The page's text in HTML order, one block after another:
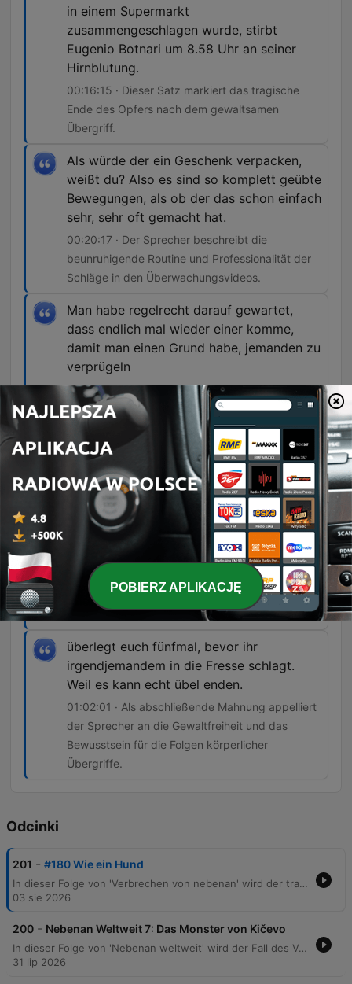
in einem Supermarkt
zusammengeschlagen wurde, stirbt
Eugenio Botnari um 8.58 Uhr an seiner
Hirnblutung.
00:16:15 · Dieser Satz markiert das tragische
Ende des Opfers nach dem gewaltsamen
Übergriff.
Als würde der ein Geschenk verpacken,
weißt du? Also es sind so komplett geübte
Bewegungen, als ob der das schon einfach
sehr, sehr oft gemacht hat.
00:20:17 · Der Sprecher beschreibt die
beunruhigende Routine und Professionalität der
Schläge in den Überwachungsvideos.
Man habe regelrecht darauf gewartet,
dass endlich mal wieder einer komme,
damit man einen Grund habe, jemanden zu
verprügeln
00:31:32 · Eine Polizistin berichtet von den
Inhalten der WhatsApp-Chats, die eine gezielte
Suche nach Opfern für Gewaltakte belegen.
Im Juli 2025 zählt das Team bundesweit
bis zu diesem Zeitpunkt 203 Opfer,
darunter auch Eugenio Botnari. In der
Statistik der Behörden sind es knapp halb
so viele, nämlich 117.
00:53:14 · Hier wird die massive Differenz
zwischen den Zahlen unabhängiger Recherchen
und den offiziellen Behördenstatistiken
aufgezeigt.
überlegt euch fünfmal, bevor ihr
irgendjemandem in die Fresse schlagt.
Weil es kann echt übel enden.
01:02:01 · Als abschließende Mahnung appelliert
der Sprecher an die Gewaltfreiheit und das
Bewusstsein für die Folgen körperlicher
Übergriffe.
Odcinki
201 - #180 Wie ein Hund
In dieser Folge von 'Verbrechen von nebenan' wird der tragische Fall von Eugenio Botnari thematisiert, der nach einem gewaltsamen Übergriff durch einen Supermarktmitarbeiter in Berlin-Lichtenberg starb. Der Bericht beschreibt Eugenios schwieriges Leben als Migrant aus Moldau und die brutale Attacke im Edeka-Markt, bei der ein Filialleiter mit Quarzhandschuhen auf ihn einschlug. Die Episode beleuchtet zudem die systematische Gewalt des Filialleiters Arne Siegfried, der Ladendiebe attackierte und dies in WhatsApp-Chats verherrlichte. Es wird die rechtliche Aufarbeitung sowie die gesellschaftspolitische Debatte um die Benennung eines Platzes nach dem Opfer diskutiert, wobei auch die Schwierigkeiten bei der statistischen Erfassung politisch motivierter rechter Gewalt thematisiert werden.
03 sie 2026
200 - Nebenan Weltweit 7: Das Monster von Kičevo
In dieser Folge von 'Nebenan weltweit' wird der Fall des Verschwindens und Mordes an Mitra Simianoska in Nordmazedonien besprochen. Der Journalist Vlado Taneski spielt eine zentrale Rolle bei der Aufdeckung der Tat, nachdem die Polizei zunächst keine Hinweise auf ein Verbrechen fand. Die Ermittlungen enthüllen eine Eskalation einer Mordserie in Kitschevo, bei der auch weitere Frauen zum Opfer wurden. Schließlich entlarvt sich der Journalist Vlado Taneski selbst als das „Monster von Kitschewo“, nachdem DNA-Spuren ihn mit den Morden in Verbindung brachten. Die Folge behandelt zudem das mysteriöse Ende des Täters, der nach seiner Festnahme unter ungeklärten Umständen in seiner Gefängniszelle ertrunken wurde.
31 lip 2026
POBIERZ APLIKACJĘ